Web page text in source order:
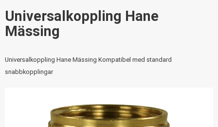
Universalkoppling Hane
Mässing
Universalkoppling Hane Mässing Kompatibel med standard
snabbkopplingar